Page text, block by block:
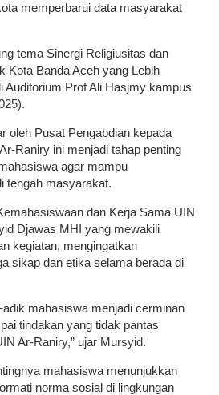
memperbarui data masyarakat
tema Sinergi Religiusitas dan
Kota Banda Aceh yang Lebih
Auditorium Prof Ali Hasjmy kampus
oleh Pusat Pengabdian kepada
Raniry ini menjadi tahap penting
agar mampu
tengah masyarakat.
dan Kerja Sama UIN
Djawas MHI yang mewakili
kegiatan, mengingatkan
sikap dan etika selama berada di
adik mahasiswa menjadi cerminan
tindakan yang tidak pantas
Ar-Raniry,” ujar Mursyid.
mahasiswa menunjukkan
norma sosial di lingkungan